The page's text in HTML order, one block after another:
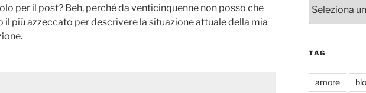
per il post? Beh, perché da venticinquenne non posso che
il più azzeccato per descrivere la situazione attuale della mia
TAG
amore